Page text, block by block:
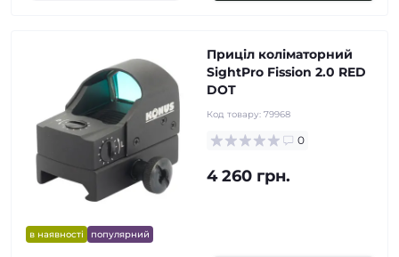
в наявності популярний
Приціл коліматорний
SightPro Fission 2.0 RED
DOT
Код товару: 79968
0
4 260 грн.